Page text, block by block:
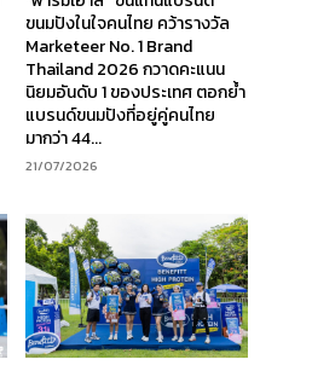
ขนมปังในใจคนไทย คว้ารางวัล
Marketeer No. 1 Brand
Thailand 2026 กวาดคะแนน
นิยมอันดับ 1 ของประเทศ ตอกย้ำ
แบรนด์ขนมปังที่อยู่คู่คนไทย
มากว่า 44...
21/07/2026